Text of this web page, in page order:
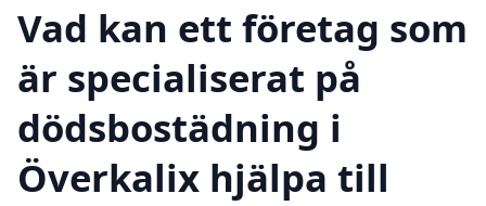
Vad kan ett företag som
är specialiserat på
dödsbostädning i
Överkalix hjälpa till